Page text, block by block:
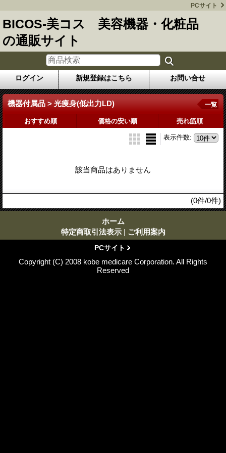
PCサイト
BICOS-美コス 美容機器・化粧品
の通販サイト
ログイン 新規登録はこちら お問い合せ
機器付属品 > 光痩身(低出力LD) 一覧
おすすめ順 価格の安い順 売れ筋順
表示件数:
該当商品はありません
(0件/0件)
ホーム
特定商取引法表示 | ご利用案内
PCサイト
Copyright (C) 2008 kobe medicare Corporation. All Rights
Reserved